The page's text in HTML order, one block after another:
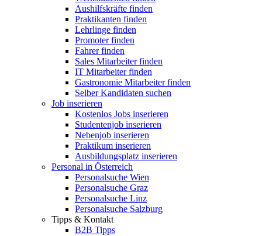
Aushilfskräfte finden
Praktikanten finden
Lehrlinge finden
Promoter finden
Fahrer finden
Sales Mitarbeiter finden
IT Mitarbeiter finden
Gastronomie Mitarbeiter finden
Selber Kandidaten suchen
Job inserieren
Kostenlos Jobs inserieren
Studentenjob inserieren
Nebenjob inserieren
Praktikum inserieren
Ausbildungsplatz inserieren
Personal in Österreich
Personalsuche Wien
Personalsuche Graz
Personalsuche Linz
Personalsuche Salzburg
Tipps & Kontakt
B2B Tipps